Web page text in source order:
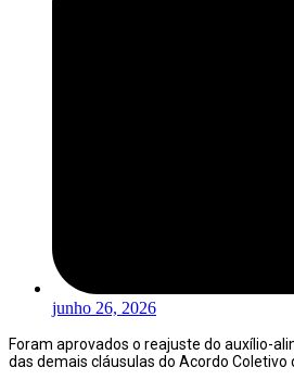
junho 26, 2026
Foram aprovados o reajuste do auxílio-
das demais cláusulas do Acordo Coletivo